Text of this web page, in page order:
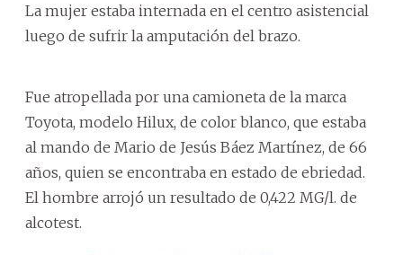
La mujer estaba internada en el centro asistencial
luego de sufrir la amputación del brazo.
Fue atropellada por una camioneta de la marca
Toyota, modelo Hilux, de color blanco, que estaba
al mando de Mario de Jesús Báez Martínez, de 66
años, quien se encontraba en estado de ebriedad.
El hombre arrojó un resultado de 0,422 MG/l. de
alcotest.